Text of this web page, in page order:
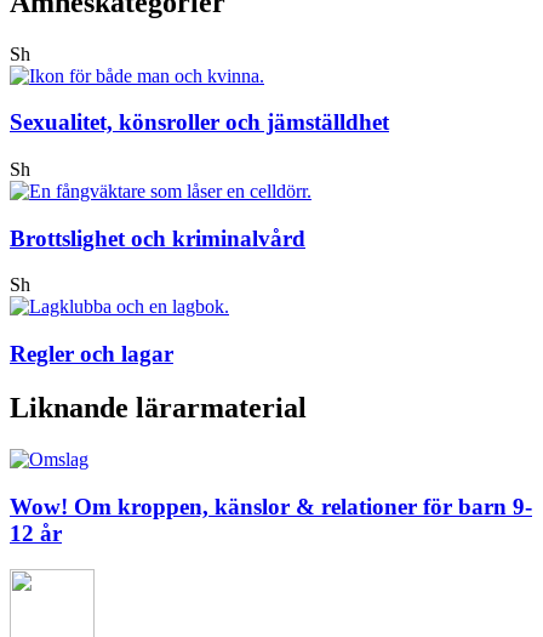
Sh
Sexualitet, könsroller och jämställdhet
Sh
Brottslighet och kriminalvård
Sh
Regler och lagar
Liknande lärarmaterial
Wow! Om kroppen, känslor & relationer för barn 9-
12 år